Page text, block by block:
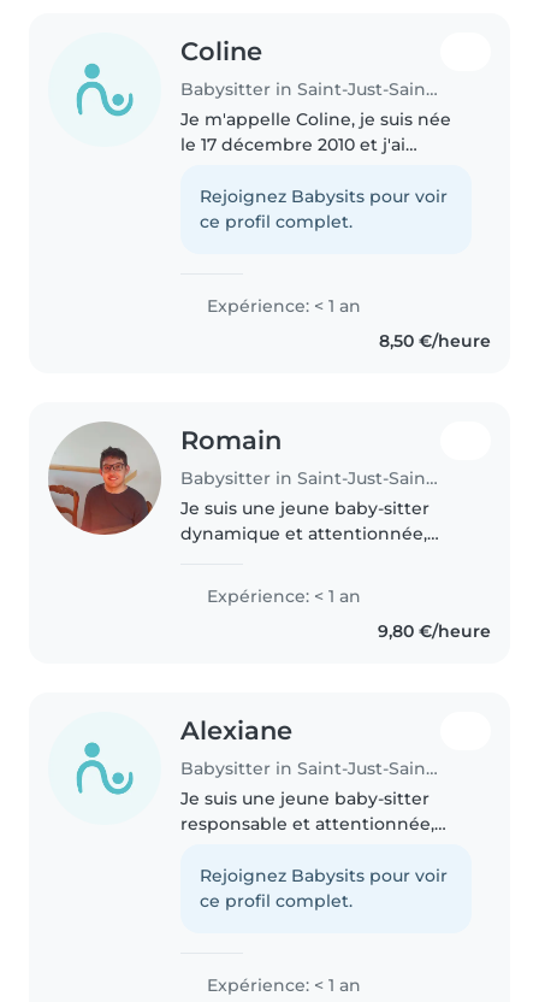
Coline
Babysitter in Saint-Just-Saint-Rambert
Je m'appelle Coline, je suis née
le 17 décembre 2010 et j'ai
classe de seconde ASSP
(Accompagnement, Soins et
Rejoignez Babysits pour voir
ce profil complet.
Expérience: < 1 an
8,50 €/heure
Romain
Babysitter in Saint-Just-Saint-Rambert
Je suis une jeune baby-sitter
dynamique et attentionnée,
enfants. Avec une formation en
vente et un CPJEPS, je suis prête
à offrir des soins de qualité...
Expérience: < 1 an
9,80 €/heure
Alexiane
Babysitter in Saint-Just-Saint-Rambert
Je suis une jeune baby-sitter
responsable et attentionnée,
avec joie et sérieux. Je parle
français et j'ai des compétences
Rejoignez Babysits pour voir
ce profil complet.
Expérience: < 1 an